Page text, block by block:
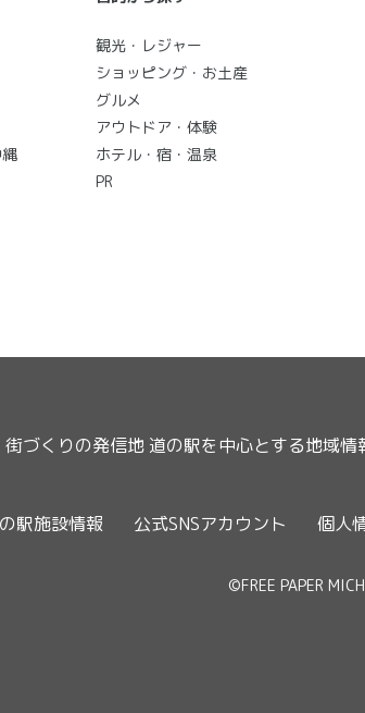
観光・レジャー
ショッピング・お土産
グルメ
アウトドア・体験
ホテル・宿・温泉
PR
街づくりの発信地 道の駅を中心とする地域
駅施設情報 公式SNSアカウント 個人
©FREE PAPER